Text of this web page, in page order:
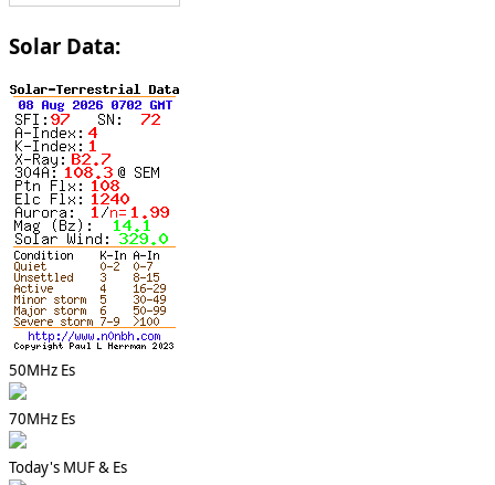
Solar Data:
50MHz Es
70MHz Es
Today's MUF & Es